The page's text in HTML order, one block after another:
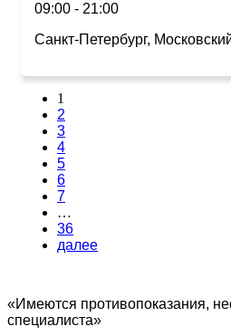
09:00 - 21:00
Санкт-Петербург,
1
2
3
4
5
6
7
…
36
далее
«Имеются противопоказания,
специалиста»